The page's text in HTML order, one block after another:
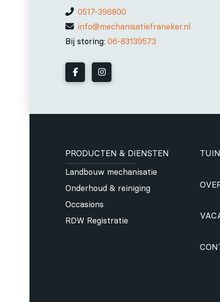
0517-396800
info@mechanisatiefraneker.nl
Bij storing:06-83139573
PRODUCTEN & DIENSTEN
Landbouw mechanisatie
Onderhoud & reiniging
Occasions
RDW Registratie